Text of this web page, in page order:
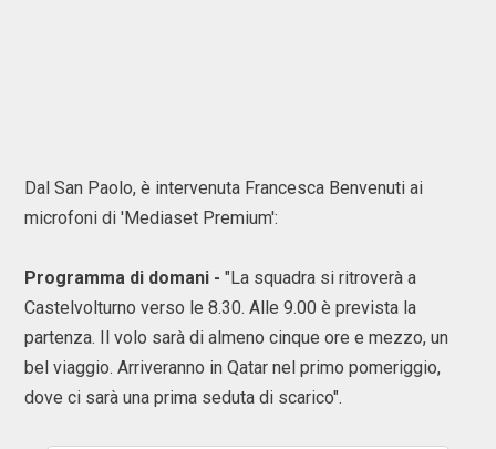
Dal San Paolo, è intervenuta Francesca Benvenuti ai
microfoni di 'Mediaset Premium':
Programma di domani - "La squadra si ritroverà a
Castelvolturno verso le 8.30. Alle 9.00 è prevista la
partenza. Il volo sarà di almeno cinque ore e mezzo, un
bel viaggio. Arriveranno in Qatar nel primo pomeriggio,
dove ci sarà una prima seduta di scarico".